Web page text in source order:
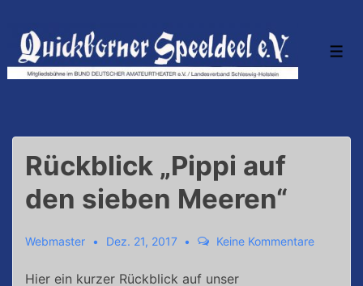
Zum
Inhalt
Rückblick „Pippi auf
den sieben Meeren“
Webmaster Dez. 21, 2017 Keine Kommentare
Hier ein kurzer Rückblick auf unser